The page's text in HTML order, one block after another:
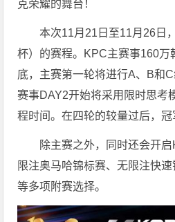
克荣耀的舞台！
本次11月21日至11月26日
杯）的赛程。KPC主赛事160万
底，主赛第一轮将进行A、B和
赛事DAY2开始将采用限时思考
程时间。在四轮的较量过后，冠
除主赛之外，同时还会开
限注奥马哈锦标赛、无限注快
等多项附赛选择。